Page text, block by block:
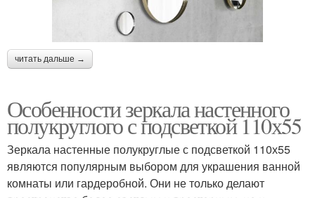
читать дальше →
Особенности зеркала настенного
полукруглого с подсветкой 110х55
Зеркала настенные полукруглые с подсветкой 110х55
являются популярным выбором для украшения ванной
комнаты или гардеробной. Они не только делают